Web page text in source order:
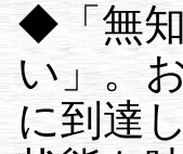
◆「無
い」。
に到達